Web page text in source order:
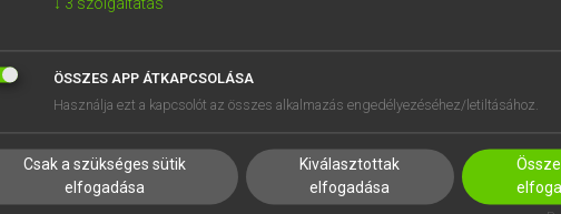
dolog befolyásolja. A legalapvetőbb tudnivaló, amelyet minden
26 betűből, de mégis 44 hangból áll. Mit is jelent ez pontosan?
Az
nem fonémikus nyelvről beszélünk.
Gondolj csak az olyan
AZ ANGOL KIEJTÉS?
↓ 3 szolgáltatás
ÖSSZES APP ÁTKAPCSOLÁSA
Használja ezt a kapcsolót az összes alkalmazás engedélyezéséhez/letiltásához.
Csak a szükséges sütik
elfogadása
Kiválasztottak
elfogadása